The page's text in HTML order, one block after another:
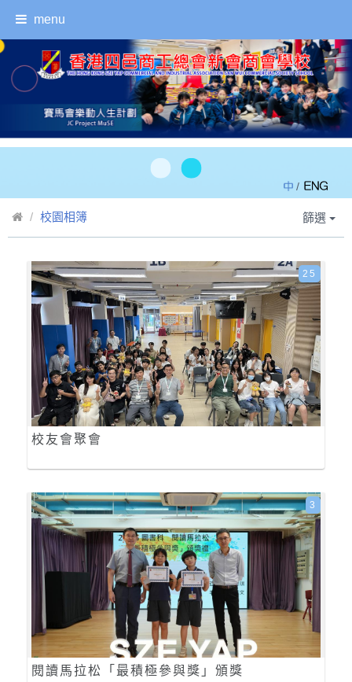
menu
/
校園相簿 篩選
校友會聚會
25
閱讀馬拉松「最積極參與獎」頒獎
3